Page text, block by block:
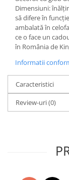
Dimensiuni:
să difere în
ambalată în
ce o face un
în România de
Informatii
Caracteristici
Review-uri(0)